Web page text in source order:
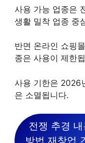
사용 가능 업종은
생활 밀착 업종 중
반면 온라인 쇼핑
종은 사용이 제한
사용 기한은 2026
은 소멸됩니다.
전쟁 추경
방법 재창업